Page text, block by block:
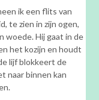
ik een flits van
te zien in zijn ogen,
woede. Hij gaat in de
het kozijn en houdt
lijf blokkeert de
naar binnen kan